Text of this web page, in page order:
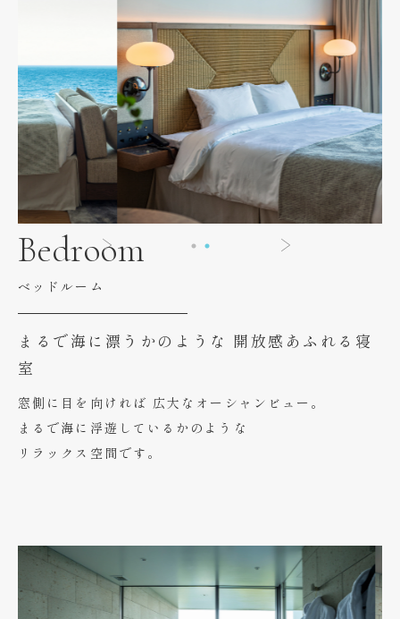
Bedroom
ベッドルーム
まるで海に漂うかのような 開放感あふれる寝
室
窓側に目を向ければ 広大なオーシャンビュー。
まるで海に浮遊しているかのような
リラックス空間です。